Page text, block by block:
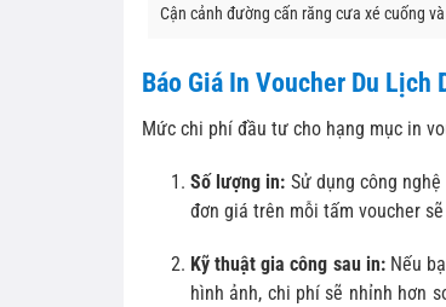
Cận cảnh đường cấn răng cưa xé cuống
Báo Giá In Voucher Du Lịch
Mức chi phí đầu tư cho hạng mục in
Số lượng in: Sử dụng công
đơn giá trên mỗi tấm voucher
Kỹ thuật gia công sau in:Nếu
hình ảnh, chi phí sẽ nhỉnh hơn